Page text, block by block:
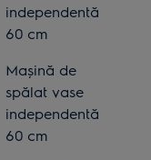
independentă
60 cm
Mașină de
spălat vase
independentă
60 cm